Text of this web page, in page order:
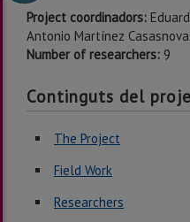
Project coordinadors:
Antonio Martínez
Number of researchers: 9
Continguts del
The Project
Field Work
Researchers